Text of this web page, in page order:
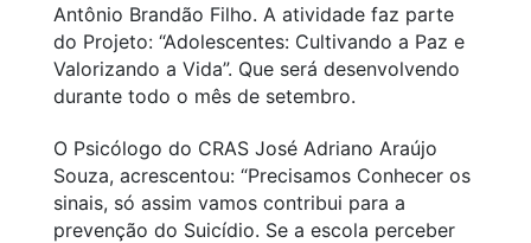
Antônio Brandão Filho. A atividade faz parte
do Projeto: “Adolescentes: Cultivando a Paz e
Valorizando a Vida”. Que será desenvolvendo
durante todo o mês de setembro.
O Psicólogo do CRAS José Adriano Araújo
Souza, acrescentou: “Precisamos Conhecer os
sinais, só assim vamos contribui para a
prevenção do Suicídio. Se a escola perceber